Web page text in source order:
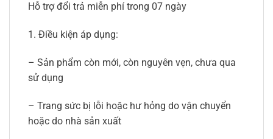
Hỗ trợ đổi trả miễn phí trong 07 ngày
1. Điều kiện áp dụng:
– Sản phẩm còn mới, còn nguyên vẹn, chưa qua
sử dụng
– Trang sức bị lỗi hoặc hư hỏng do vận chuyển
hoặc do nhà sản xuất